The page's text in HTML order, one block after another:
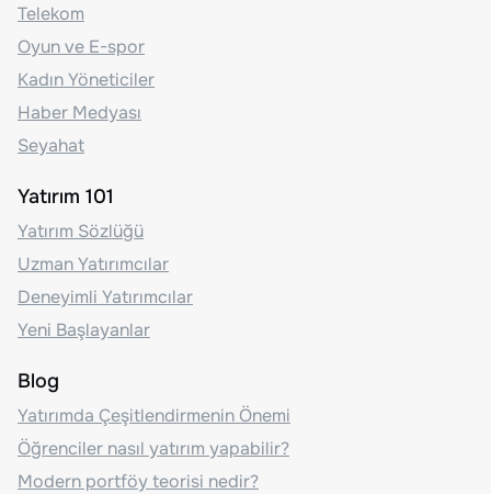
Telekom
Oyun ve E-spor
Kadın Yöneticiler
Haber Medyası
Seyahat
Yatırım 101
Yatırım Sözlüğü
Uzman Yatırımcılar
Deneyimli Yatırımcılar
Yeni Başlayanlar
Blog
Yatırımda Çeşitlendirmenin Önemi
Öğrenciler nasıl yatırım yapabilir?
Modern portföy teorisi nedir?